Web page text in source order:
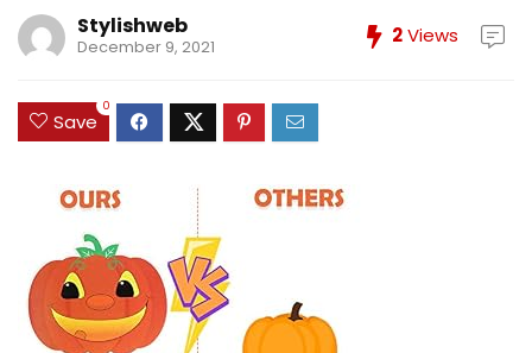
Stylishweb
December 9, 2021 2Views
Save
0